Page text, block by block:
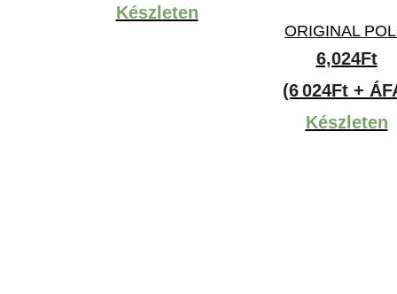
Készleten
ORIGINAL
6,024Ft
(6 024Ft +
Készleten